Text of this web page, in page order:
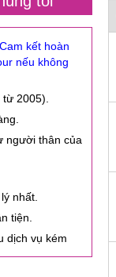
kết hoàn
nếu không
2005).
người thân của
nhất.
tiện.
dịch vụ kém